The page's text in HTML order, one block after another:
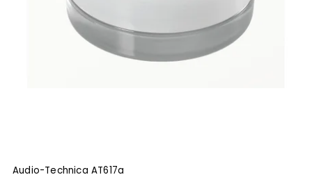
Audio-Technica AT617a